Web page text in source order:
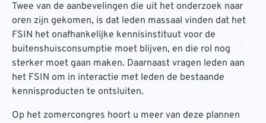
Twee van de aanbevelingen die uit het onderzoek naar
oren zijn gekomen, is dat leden massaal vinden dat het
FSIN het onafhankelijke kennisinstituut voor de
buitenshuisconsumptie moet blijven, en die rol nog
sterker moet gaan maken. Daarnaast vragen leden aan
het FSIN om in interactie met leden de bestaande
kennisproducten te ontsluiten.
Op het zomercongres hoort u meer van deze plannen